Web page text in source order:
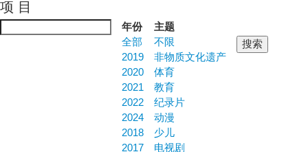
项 目
年份
全部
2019
2020
2021
2022
2024
2018
2017
主题
不限
非物质文化遗产
体育
教育
纪录片
动漫
少儿
电视剧